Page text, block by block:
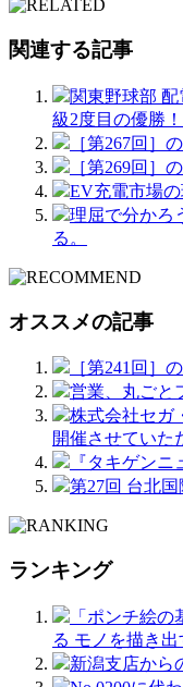
関連する記事
関東野球部
級2度目の優勝！
［第267回］
［第269回］
EV充電市場
理屈で分かろ
る。
オススメの記事
［第241回］
営業、丸ごと
株式会社セガ
開催させていた
『タキゲン
第27回 台北
ランキング
「ポンチ絵
る モノを描き出
新潟支店から